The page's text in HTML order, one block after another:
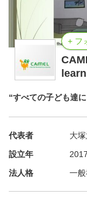
+ フ
“すべての子ども達
代表者
大
設立年
法人格
一般